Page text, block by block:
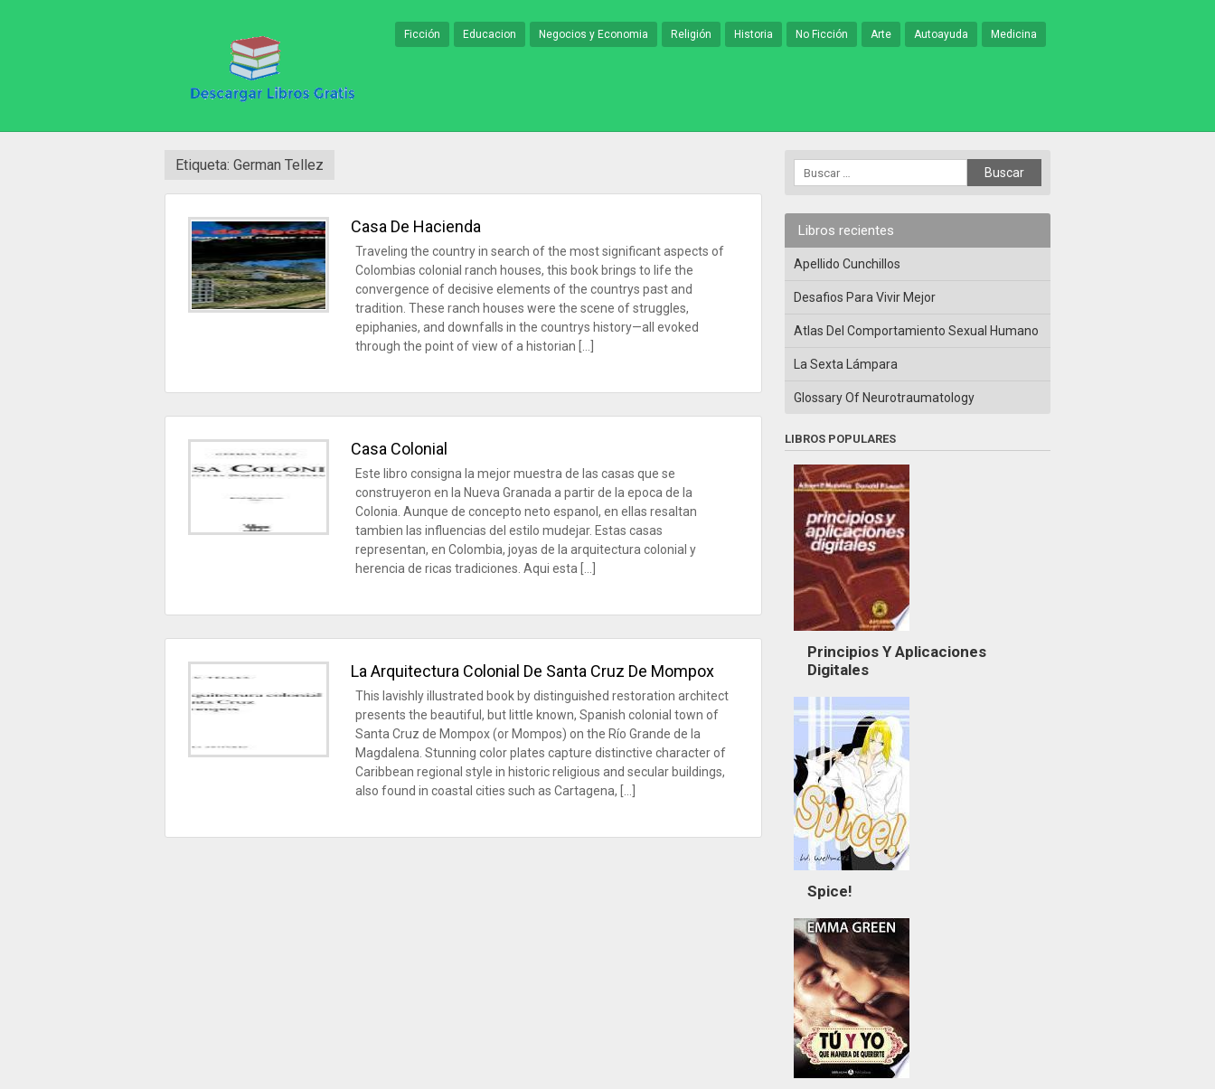
Ficción Educacion Negocios y Economia Religión Historia No Ficción Arte Autoayuda Medicina
Etiqueta: German Tellez
Casa De Hacienda
Traveling the country in search of the most significant aspects of
Colombias colonial ranch houses, this book brings to life the
convergence of decisive elements of the countrys past and
tradition. These ranch houses were the scene of struggles,
epiphanies, and downfalls in the countrys history—all evoked
through the point of view of a historian […]
Casa Colonial
Este libro consigna la mejor muestra de las casas que se
construyeron en la Nueva Granada a partir de la epoca de la
Colonia. Aunque de concepto neto espanol, en ellas resaltan
tambien las influencias del estilo mudejar. Estas casas
representan, en Colombia, joyas de la arquitectura colonial y
herencia de ricas tradiciones. Aqui esta […]
La Arquitectura Colonial De Santa Cruz De Mompox
This lavishly illustrated book by distinguished restoration architect
presents the beautiful, but little known, Spanish colonial town of
Santa Cruz de Mompox (or Mompos) on the Río Grande de la
Magdalena. Stunning color plates capture distinctive character of
Caribbean regional style in historic religious and secular buildings,
also found in coastal cities such as Cartagena, […]
Libros recientes
Apellido Cunchillos
Desafios Para Vivir Mejor
Atlas Del Comportamiento Sexual Humano
La Sexta Lámpara
Glossary Of Neurotraumatology
LIBROS POPULARES
Principios Y Aplicaciones
Digitales
Spice!